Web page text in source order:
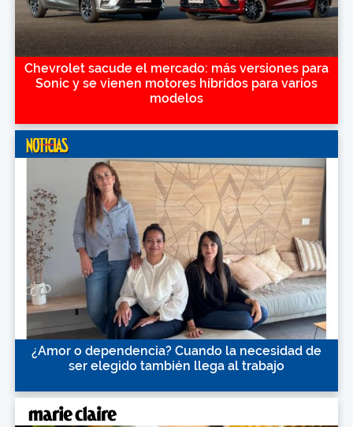
Chevrolet sacude el mercado: más versiones para
Sonic y se vienen motores híbridos para varios
modelos
¿Amor o dependencia? Cuando la necesidad de
ser elegido también llega al trabajo